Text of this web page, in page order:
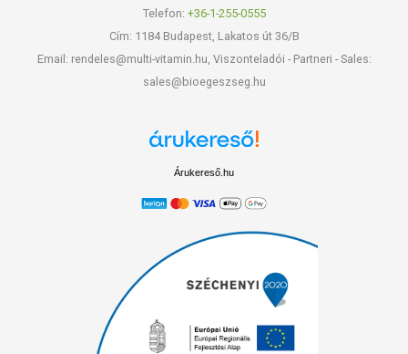
Telefon: +36-1-255-0555
Cím: 1184 Budapest, Lakatos út 36/B
Email: rendeles@multi-vitamin.hu, Viszonteladói - Partneri - Sales:
sales@bioegeszseg.hu
Árukereső.hu